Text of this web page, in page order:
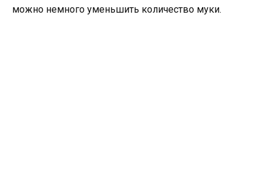
можно немного уменьшить количество муки.